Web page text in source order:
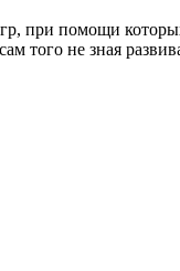
при помощи
того не зная